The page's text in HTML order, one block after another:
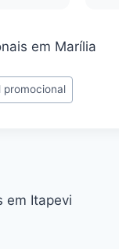
em Marília
promocional
em Itapevi